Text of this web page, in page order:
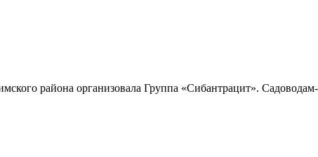
района организовала Группа «Сибантрацит».